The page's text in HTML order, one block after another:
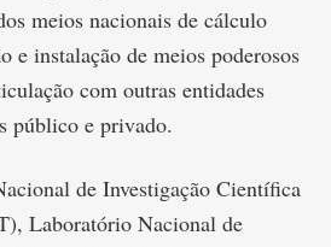
meios nacionais de cálculo
e instalação de meios poderosos
com outras entidades
público e privado.
de Investigação Científica
Laboratório Nacional de